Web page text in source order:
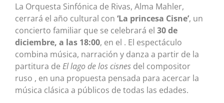
La Orquesta Sinfónica de Rivas, Alma Mahler,
cerrará el año cultural con ‘La princesa Cisne’, un
concierto familiar que se celebrará el 30 de
diciembre, a las 18:00, en el . El espectáculo
combina música, narración y danza a partir de la
partitura de El lago de los cisnes del compositor
ruso , en una propuesta pensada para acercar la
música clásica a públicos de todas las edades.